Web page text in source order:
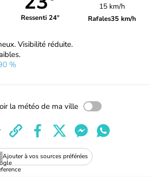
Ressenti 24°
15 km/h
Rafales35 km/h
Visibilité réduite.
%
la météo de ma ville
Ajouter à vos sources préférées